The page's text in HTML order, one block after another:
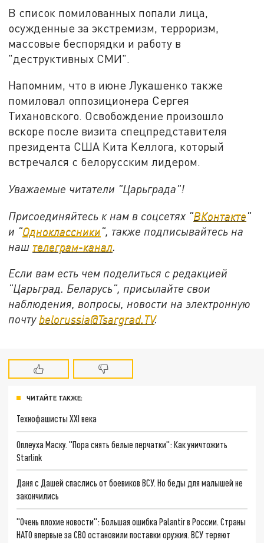
В список помилованных попали лица,
осужденные за экстремизм, терроризм,
массовые беспорядки и работу в
"деструктивных СМИ".
Напомним, что в июне Лукашенко также
помиловал оппозиционера Сергея
Тихановского. Освобождение произошло
вскоре после визита спецпредставителя
президента США Кита Келлога, который
встречался с белорусским лидером.
Уважаемые читатели "Царьграда"!
Присоединяйтесь к нам в соцсетях "ВКонтакте"
и "Одноклассники", также подписывайтесь на
наш телеграм-канал
Если вам есть чем поделиться с редакцией
"Царьград. Беларусь", присылайте свои
наблюдения, вопросы, новости на электронную
почту belorussia@Tsargrad.TV.
ЧИТАЙТЕ ТАКЖЕ:
Технофашисты XXI века
Оплеуха Маску. "Пора снять белые перчатки": Как уничтожить
Starlink
Даня с Дашей спаслись от боевиков ВСУ. Но беды для малышей не
закончились
"Очень плохие новости": Большая ошибка Palantir в России. Страны
НАТО впервые за СВО остановили поставки оружия. ВСУ теряют